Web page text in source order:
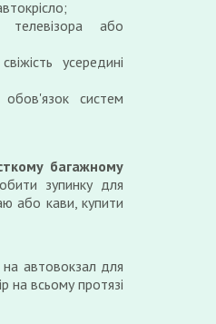
або
усередині
обов'язок систем
багажному
зупинку для
або кави, купити
автовокзал для
на всьому протязі